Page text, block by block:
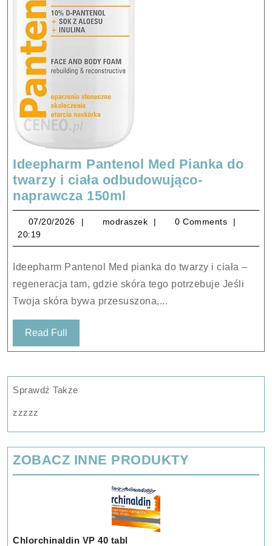
Ideepharm Pantenol Med Pianka do
twarzy i ciała odbudowująco-
naprawcza 150ml
Pantenol
Med
Pianka
twarzy
i
ciała
150ml
07/20/2026 07/20/2026
modraszek modraszek
0 Comments
20:19
regeneracja tam, gdzie skóra tego potrzebuje Jeśli
Twoja skóra bywa przesuszona,...
Read Full
Full
Sprawdź Także
zzzzz
ZOBACZ INNE PRODUKTY
Chlorchinaldin VP 40 tabl